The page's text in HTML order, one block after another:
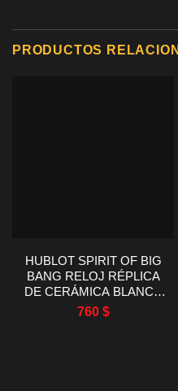
PRODUCTOS
HUBLOT SPIRIT OF BIG
BANG RELOJ RÉPLICA
DE CERÁMICA BLANCA
AAA FACTORY 42MM
760 $